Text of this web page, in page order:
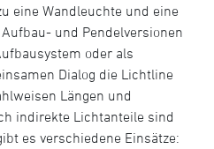
eine Wandleuchte und eine
und Pendelversionen
oder als
Dialog die Lichtline
Längen und
indirekte Lichtanteile sind
es verschiedene Einsätze: